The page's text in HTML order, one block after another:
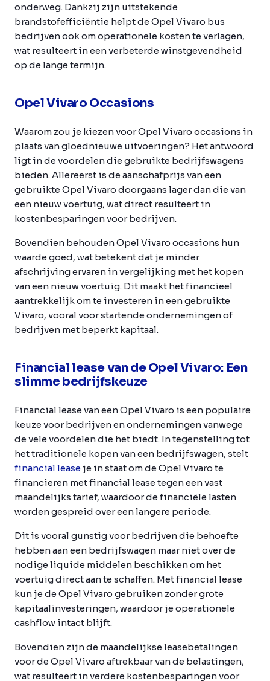
onderweg. Dankzij zijn uitstekende
brandstofefficiëntie helpt de Opel Vivaro bus
bedrijven ook om operationele kosten te verlagen,
wat resulteert in een verbeterde winstgevendheid
op de lange termijn.
Opel Vivaro Occasions
Waarom zou je kiezen voor Opel Vivaro occasions in
plaats van gloednieuwe uitvoeringen? Het antwoord
ligt in de voordelen die gebruikte bedrijfswagens
bieden. Allereerst is de aanschafprijs van een
gebruikte Opel Vivaro doorgaans lager dan die van
een nieuw voertuig, wat direct resulteert in
kostenbesparingen voor bedrijven.
Bovendien behouden Opel Vivaro occasions hun
waarde goed, wat betekent dat je minder
afschrijving ervaren in vergelijking met het kopen
van een nieuw voertuig. Dit maakt het financieel
aantrekkelijk om te investeren in een gebruikte
Vivaro, vooral voor startende ondernemingen of
bedrijven met beperkt kapitaal.
Financial lease van de Opel Vivaro: Een
slimme bedrijfskeuze
Financial lease van een Opel Vivaro is een populaire
keuze voor bedrijven en ondernemingen vanwege
de vele voordelen die het biedt. In tegenstelling tot
het traditionele kopen van een bedrijfswagen, stelt
financial lease je in staat om de Opel Vivaro te
financieren met financial lease tegen een vast
maandelijks tarief, waardoor de financiële lasten
worden gespreid over een langere periode.
Dit is vooral gunstig voor bedrijven die behoefte
hebben aan een bedrijfswagen maar niet over de
nodige liquide middelen beschikken om het
voertuig direct aan te schaffen. Met financial lease
kun je de Opel Vivaro gebruiken zonder grote
kapitaalinvesteringen, waardoor je operationele
cashflow intact blijft.
Bovendien zijn de maandelijkse leasebetalingen
voor de Opel Vivaro aftrekbaar van de belastingen,
wat resulteert in verdere kostenbesparingen voor